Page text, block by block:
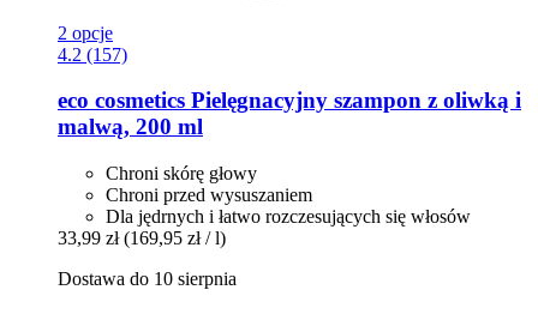
2 opcje
4.2 (157)
eco cosmetics Pielęgnacyjny szampon z oliwką i
malwą, 200 ml
Chroni skórę głowy
Chroni przed wysuszaniem
Dla jędrnych i łatwo rozczesujących się włosów
33,99 zł (169,95 zł / l)
Dostawa do 10 sierpnia